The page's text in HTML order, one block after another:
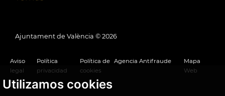
Utilizamos cookies
Ajuntament de València © 2026
Aviso
legal
Política
privacidad
Política de
cookies
Agencia Antifraude
Mapa
Web